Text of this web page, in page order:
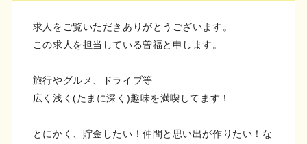
求人をご覧いただきありがとうございます。
この求人を担当している曽福と申します。
旅行やグルメ、ドライブ等
広く浅く(たまに深く)趣味を満喫してます！
とにかく、貯金したい！仲間と思い出が作りたい！な